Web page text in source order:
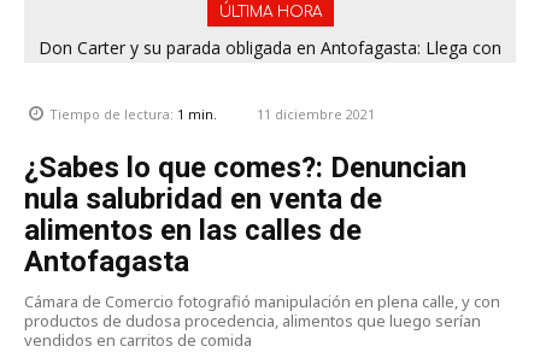
ÚLTIMA HORA
Don Carter y su parada obligada en Antofagasta: Llega con
Tiempo de lectura: 1 min. 11 diciembre 2021
¿Sabes lo que comes?: Denuncian
nula salubridad en venta de
alimentos en las calles de
Antofagasta
Cámara de Comercio fotografió manipulación en plena calle, y con
productos de dudosa procedencia, alimentos que luego serían
vendidos en carritos de comida